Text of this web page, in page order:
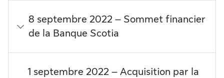
8 septembre 2022 – Sommet financier
de la Banque Scotia
1 septembre 2022 – Acquisition par la